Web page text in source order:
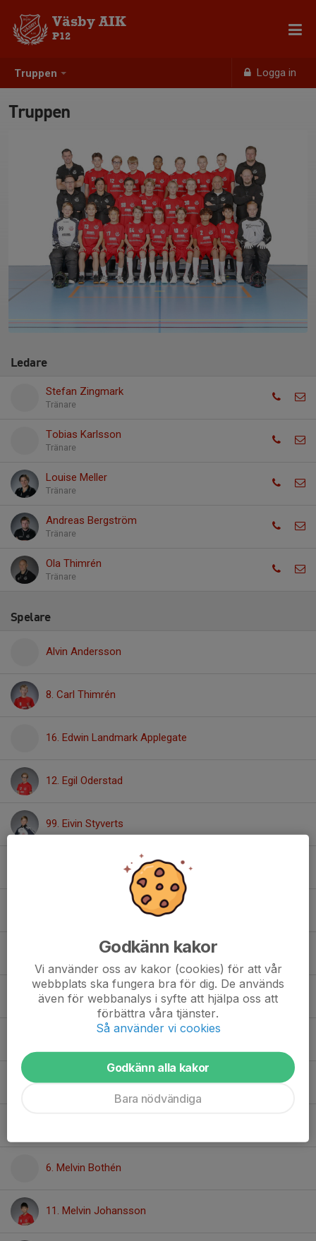
Truppen Logga in
Väsby AIK
P12
Truppen
Ledare
Stefan Zingmark
Tränare
Tobias Karlsson
Tränare
Louise Meller
Tränare
Andreas Bergström
Tränare
Ola Thimrén
Tränare
Spelare
Alvin Andersson
8. Carl Thimrén
16. Edwin Landmark Applegate
12. Egil Oderstad
99. Eivin Styverts
19. Elias Finnstedt
44. Gabriel Bergström
64. John Barklund
36. Kevin Björk
2. Lucas Mattiasson
6. Melvin Bothén
11. Melvin Johansson
Godkänn kakor
Vi använder oss av kakor (cookies) för att vår
webbplats ska fungera bra för dig. De används
även för webbanalys i syfte att hjälpa oss att
förbättra våra tjänster.
Så använder vi cookies
Godkänn alla kakor
Bara nödvändiga